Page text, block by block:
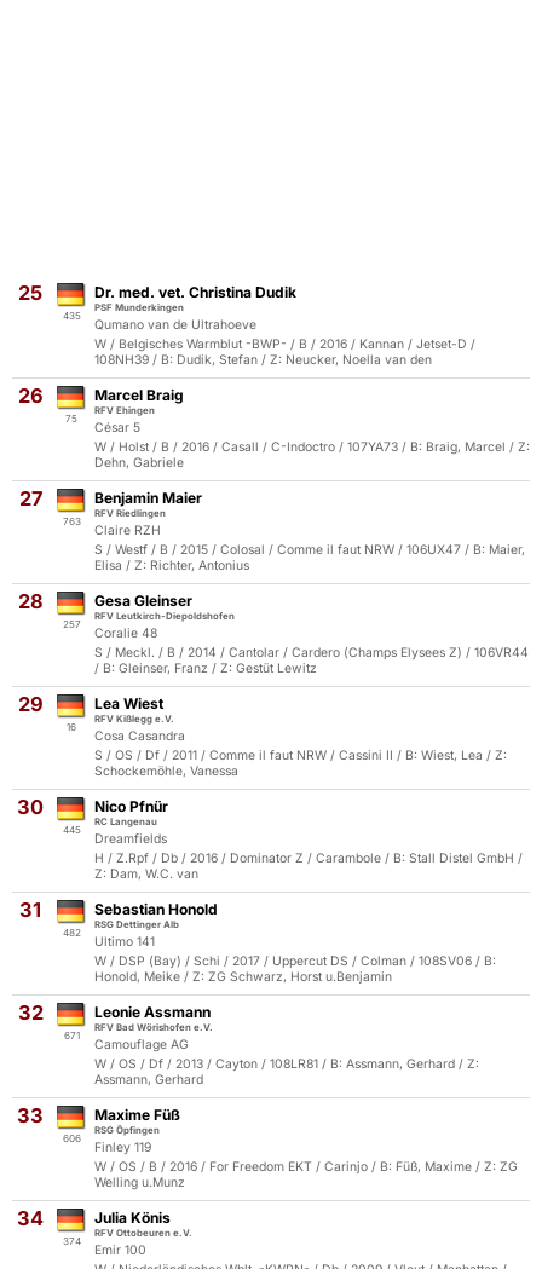
25
435
Dr. med. vet. Christina Dudik
PSF Munderkingen
Qumano van de Ultrahoeve
W / Belgisches Warmblut -BWP- / B / 2016 / Kannan / Jetset-D /
108NH39 / B: Dudik, Stefan / Z: Neucker, Noella van den
26
75
Marcel Braig
RFV Ehingen
César 5
W / Holst / B / 2016 / Casall / C-Indoctro / 107YA73 / B: Braig, Marcel / Z:
Dehn, Gabriele
27
763
Benjamin Maier
RFV Riedlingen
Claire RZH
S / Westf / B / 2015 / Colosal / Comme il faut NRW / 106UX47 / B: Maier,
Elisa / Z: Richter, Antonius
28
257
Gesa Gleinser
RFV Leutkirch-Diepoldshofen
Coralie 48
S / Meckl. / B / 2014 / Cantolar / Cardero (Champs Elysees Z) / 106VR44
/ B: Gleinser, Franz / Z: Gestüt Lewitz
29
16
Lea Wiest
RFV Kißlegg e.V.
Cosa Casandra
S / OS / Df / 2011 / Comme il faut NRW / Cassini II / B: Wiest, Lea / Z:
Schockemöhle, Vanessa
30
445
Nico Pfnür
RC Langenau
Dreamfields
H / Z.Rpf / Db / 2016 / Dominator Z / Carambole / B: Stall Distel GmbH /
Z: Dam, W.C. van
31
482
Sebastian Honold
RSG Dettinger Alb
Ultimo 141
W / DSP (Bay) / Schi / 2017 / Uppercut DS / Colman / 108SV06 / B:
Honold, Meike / Z: ZG Schwarz, Horst u.Benjamin
32
671
Leonie Assmann
RFV Bad Wörishofen e.V.
Camouflage AG
W / OS / Df / 2013 / Cayton / 108LR81 / B: Assmann, Gerhard / Z:
Assmann, Gerhard
33
606
Maxime Füß
RSG Öpfingen
Finley 119
W / OS / B / 2016 / For Freedom EKT / Carinjo / B: Füß, Maxime / Z: ZG
Welling u.Munz
34
374
Julia Könis
RFV Ottobeuren e.V.
Emir 100